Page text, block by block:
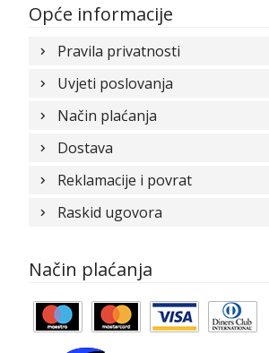
Opće informacije
Pravila privatnosti
Uvjeti poslovanja
Način plaćanja
Dostava
Reklamacije i povrat
Raskid ugovora
Način plaćanja